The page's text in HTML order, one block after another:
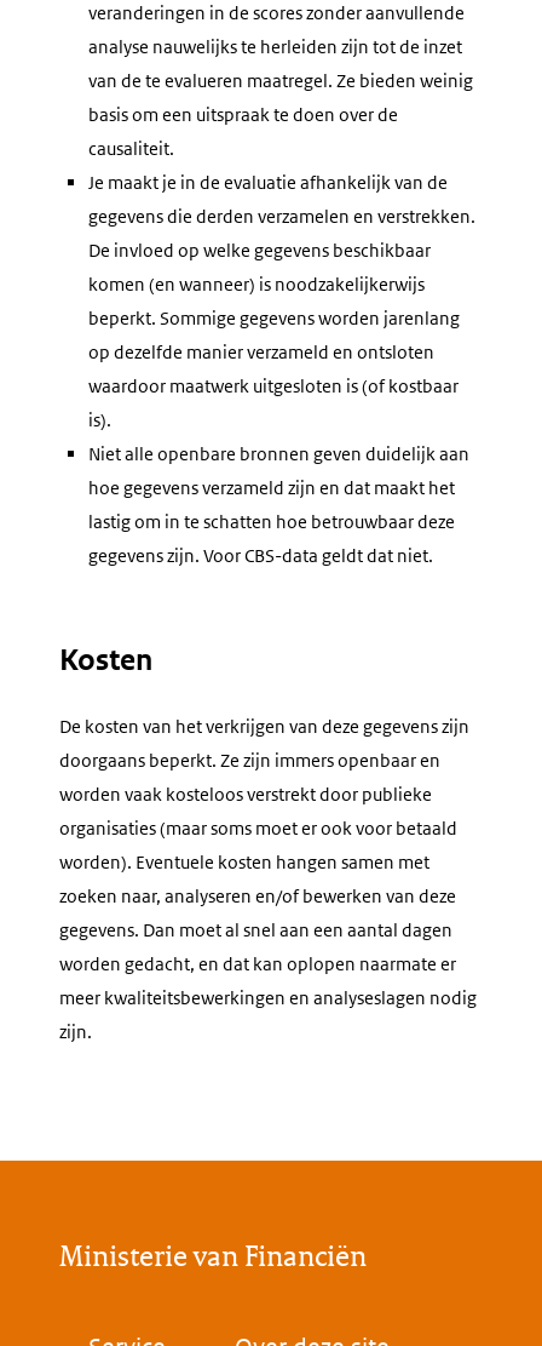
veranderingen in de scores zonder aanvullende
analyse nauwelijks te herleiden zijn tot de inzet
van de te evalueren maatregel. Ze bieden weinig
basis om een uitspraak te doen over de
causaliteit.
Je maakt je in de evaluatie afhankelijk van de
gegevens die derden verzamelen en verstrekken.
De invloed op welke gegevens beschikbaar
komen (en wanneer) is noodzakelijkerwijs
beperkt. Sommige gegevens worden jarenlang
op dezelfde manier verzameld en ontsloten
waardoor maatwerk uitgesloten is (of kostbaar
is).
Niet alle openbare bronnen geven duidelijk aan
hoe gegevens verzameld zijn en dat maakt het
lastig om in te schatten hoe betrouwbaar deze
gegevens zijn. Voor CBS-data geldt dat niet.
Kosten
De kosten van het verkrijgen van deze gegevens zijn
doorgaans beperkt. Ze zijn immers openbaar en
worden vaak kosteloos verstrekt door publieke
organisaties (maar soms moet er ook voor betaald
worden). Eventuele kosten hangen samen met
zoeken naar, analyseren en/of bewerken van deze
gegevens. Dan moet al snel aan een aantal dagen
worden gedacht, en dat kan oplopen naarmate er
meer kwaliteitsbewerkingen en analyseslagen nodig
zijn.
Ministerie van Financiën